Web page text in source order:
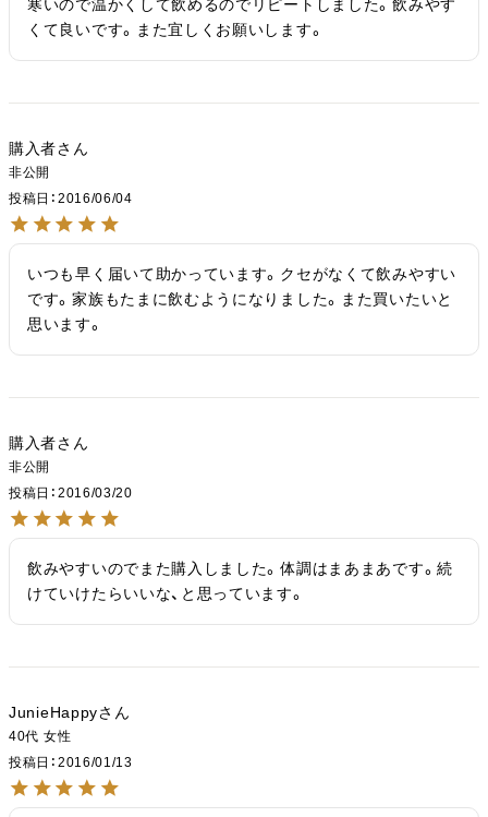
寒いので温かくして飲めるのでリピートしました。飲みやす
くて良いです。また宜しくお願いします。
購入者
非公開
投稿日
2016/06/04
いつも早く届いて助かっています。クセがなくて飲みやすい
です。家族もたまに飲むようになりました。また買いたいと
思います。
購入者
非公開
投稿日
2016/03/20
飲みやすいのでまた購入しました。体調はまあまあです。続
けていけたらいいな、と思っています。
JunieHappy
40代 女性
投稿日
2016/01/13